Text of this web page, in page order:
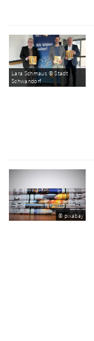
Lara Schmaus © Stadt
Schwandorf
© pixabay